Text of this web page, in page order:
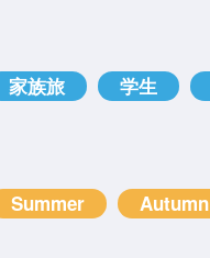
家族旅 学生
Summer
Autumn